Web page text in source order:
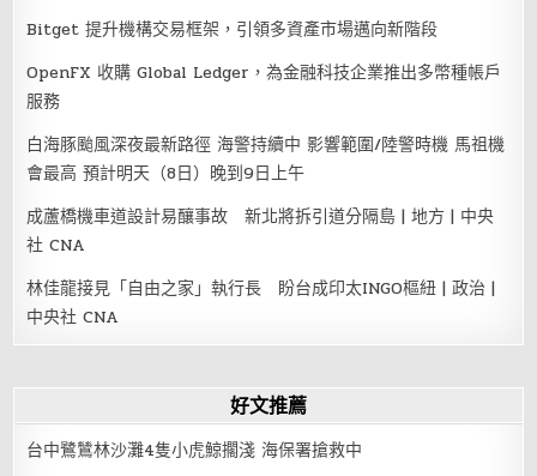
Bitget 提升機構交易框架，引領多資產市場邁向新階段
OpenFX 收購 Global Ledger，為金融科技企業推出多幣種帳戶
服務
白海豚颱風深夜最新路徑 海警持續中 影響範圍/陸警時機 馬祖機
會最高 預計明天（8日）晚到9日上午
成蘆橋機車道設計易釀事故 新北將拆引道分隔島 | 地方 | 中央
社 CNA
林佳龍接見「自由之家」執行長 盼台成印太INGO樞紐 | 政治 |
中央社 CNA
好文推薦
台中鷺鷥林沙灘4隻小虎鯨擱淺 海保署搶救中